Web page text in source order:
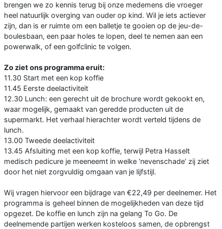
brengen we zo kennis terug bij onze medemens die vroeger
heel natuurlijk overging van ouder op kind. Wil je iets actiever
zijn, dan is er ruimte om een balletje te gooien op de jeu-de-
boulesbaan, een paar holes te lopen, deel te nemen aan een
powerwalk, of een golfclinic te volgen.
Zo ziet ons programma eruit:
11.30 Start met een kop koffie
11.45 Eerste deelactiviteit
12.30 Lunch: een gerecht uit de brochure wordt gekookt en,
waar mogelijk, gemaakt van geredde producten uit de
supermarkt. Het verhaal hierachter wordt verteld tijdens de
lunch.
13.00 Tweede deelactiviteit
13.45 Afsluiting met een kop koffie, terwijl Petra Hasselt
medisch pedicure je meeneemt in welke ‘nevenschade’ zij ziet
door het niet zorgvuldig omgaan van je lijfstijl.
Wij vragen hiervoor een bijdrage van €22,49 per deelnemer. Het
programma is geheel binnen de mogelijkheden van deze tijd
opgezet. De koffie en lunch zijn na gelang To Go. De
deelnemende partijen werken kosteloos samen, de opbrengst